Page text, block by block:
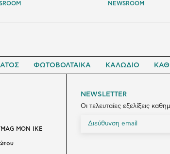
NEWSROOM
ΦΩΤΟΒΟΛΤΑΙΚΑ ΚΑΛΩΔΙΟ
NEWSLETTER
Οι τελευταίες εξελίξεις
ΜΟΝ ΙΚΕ